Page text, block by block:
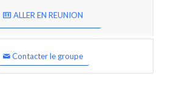
ALLER EN REUNION
Contacter le groupe